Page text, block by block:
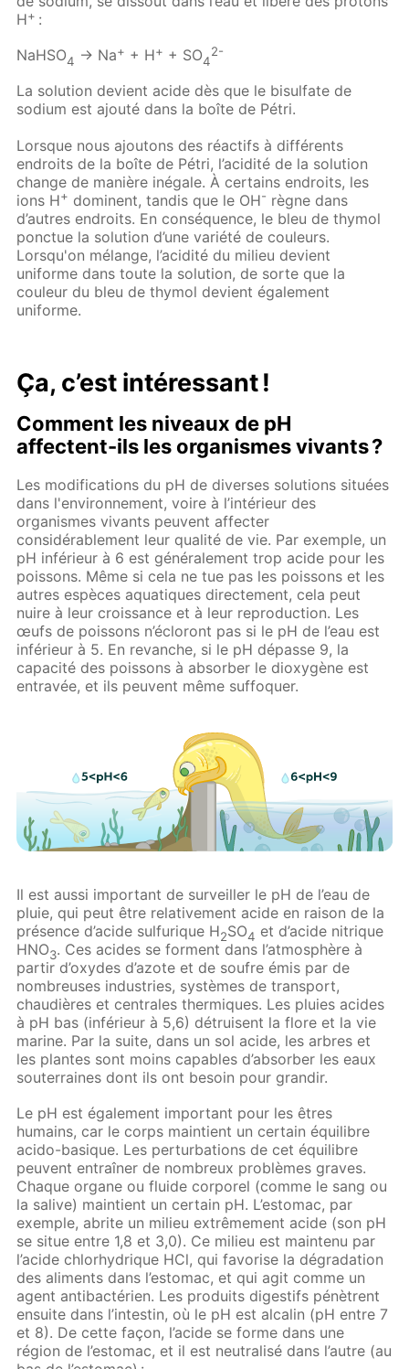
H+ :
NaHSO4 → Na+ + H+ + SO4
2-
La solution devient acide dès que le bisulfate de
sodium est ajouté dans la boîte de Pétri.
Lorsque nous ajoutons des réactifs à différents
endroits de la boîte de Pétri, l’acidité de la solution
change de manière inégale. À certains endroits, les
ions H+ dominent, tandis que le OH- règne dans
d’autres endroits. En conséquence, le bleu de thymol
ponctue la solution d’une variété de couleurs.
Lorsqu'on mélange, l’acidité du milieu devient
uniforme dans toute la solution, de sorte que la
couleur du bleu de thymol devient également
uniforme.
Ça, c’est intéressant !
Comment les niveaux de pH
affectent-ils les organismes vivants ?
Les modifications du pH de diverses solutions situées
dans l'environnement, voire à l’intérieur des
organismes vivants peuvent affecter
considérablement leur qualité de vie. Par exemple, un
pH inférieur à 6 est généralement trop acide pour les
poissons. Même si cela ne tue pas les poissons et les
autres espèces aquatiques directement, cela peut
nuire à leur croissance et à leur reproduction. Les
œufs de poissons n’écloront pas si le pH de l’eau est
inférieur à 5. En revanche, si le pH dépasse 9, la
capacité des poissons à absorber le dioxygène est
entravée, et ils peuvent même suffoquer.
Il est aussi important de surveiller le pH de l’eau de
pluie, qui peut être relativement acide en raison de la
présence d’acide sulfurique H2SO4 et d’acide nitrique
HNO3. Ces acides se forment dans l’atmosphère à
partir d’oxydes d’azote et de soufre émis par de
nombreuses industries, systèmes de transport,
chaudières et centrales thermiques. Les pluies acides
à pH bas (inférieur à 5,6) détruisent la flore et la vie
marine. Par la suite, dans un sol acide, les arbres et
les plantes sont moins capables d’absorber les eaux
souterraines dont ils ont besoin pour grandir.
Le pH est également important pour les êtres
humains, car le corps maintient un certain équilibre
acido-basique. Les perturbations de cet équilibre
peuvent entraîner de nombreux problèmes graves.
Chaque organe ou fluide corporel (comme le sang ou
la salive) maintient un certain pH. L’estomac, par
exemple, abrite un milieu extrêmement acide (son pH
se situe entre 1,8 et 3,0). Ce milieu est maintenu par
l’acide chlorhydrique HCl, qui favorise la dégradation
des aliments dans l’estomac, et qui agit comme un
agent antibactérien. Les produits digestifs pénètrent
ensuite dans l’intestin, où le pH est alcalin (pH entre 7
et 8). De cette façon, l’acide se forme dans une
région de l’estomac, et il est neutralisé dans l’autre (au